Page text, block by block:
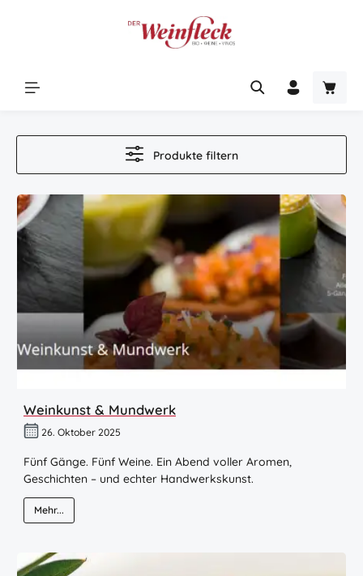
Produkte filtern
Weinkunst & Mundwerk
26. Oktober 2025
Fünf Gänge. Fünf Weine. Ein Abend voller Aromen,
Geschichten – und echter Handwerkskunst.
Mehr...